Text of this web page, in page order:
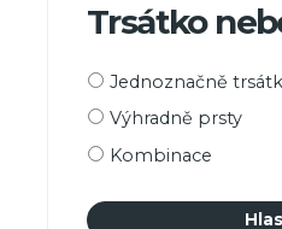
Trsátko
Možnosti
Jednoznačně
Výhradně prsty
Kombinace